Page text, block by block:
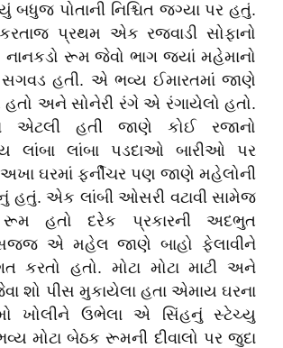
બધુજ પોતાની નિશ્ચિત જગ્યા પર હતું.
પ્રથમ એક રજવાડી સોફાનો
રૂમ જેવો ભાગ જ્યાં મહેમાનો
સગવડ હતી. એ ભવ્ય ઈમારતમાં જાણે
હતો અને સોનેરી રંગે એ રંગાયેલો હતો.
એટલી હતી જાણે કોઈ રજાનો
લાંબા લાંબા પડદાઓ બારીઓ પર
અખા ઘરમાં ફર્નીચર પણ જાણે મહેલોની
હતું. એક લાંબી ઓસરી વટાવી સામેજ
હતો દરેક પ્રકારની અદભુત
એ મહેલ જાણે બાહો ફેલાવીને
કરતો હતો. મોટા મોટા માટી અને
શો પીસ મુકાયેલા હતા એમાય ઘરના
મો ખોલીને ઉભેલા એ સિંહનું સ્ટેચ્યુ
મોટા બેઠક રૂમની દીવાલો પર જુદા